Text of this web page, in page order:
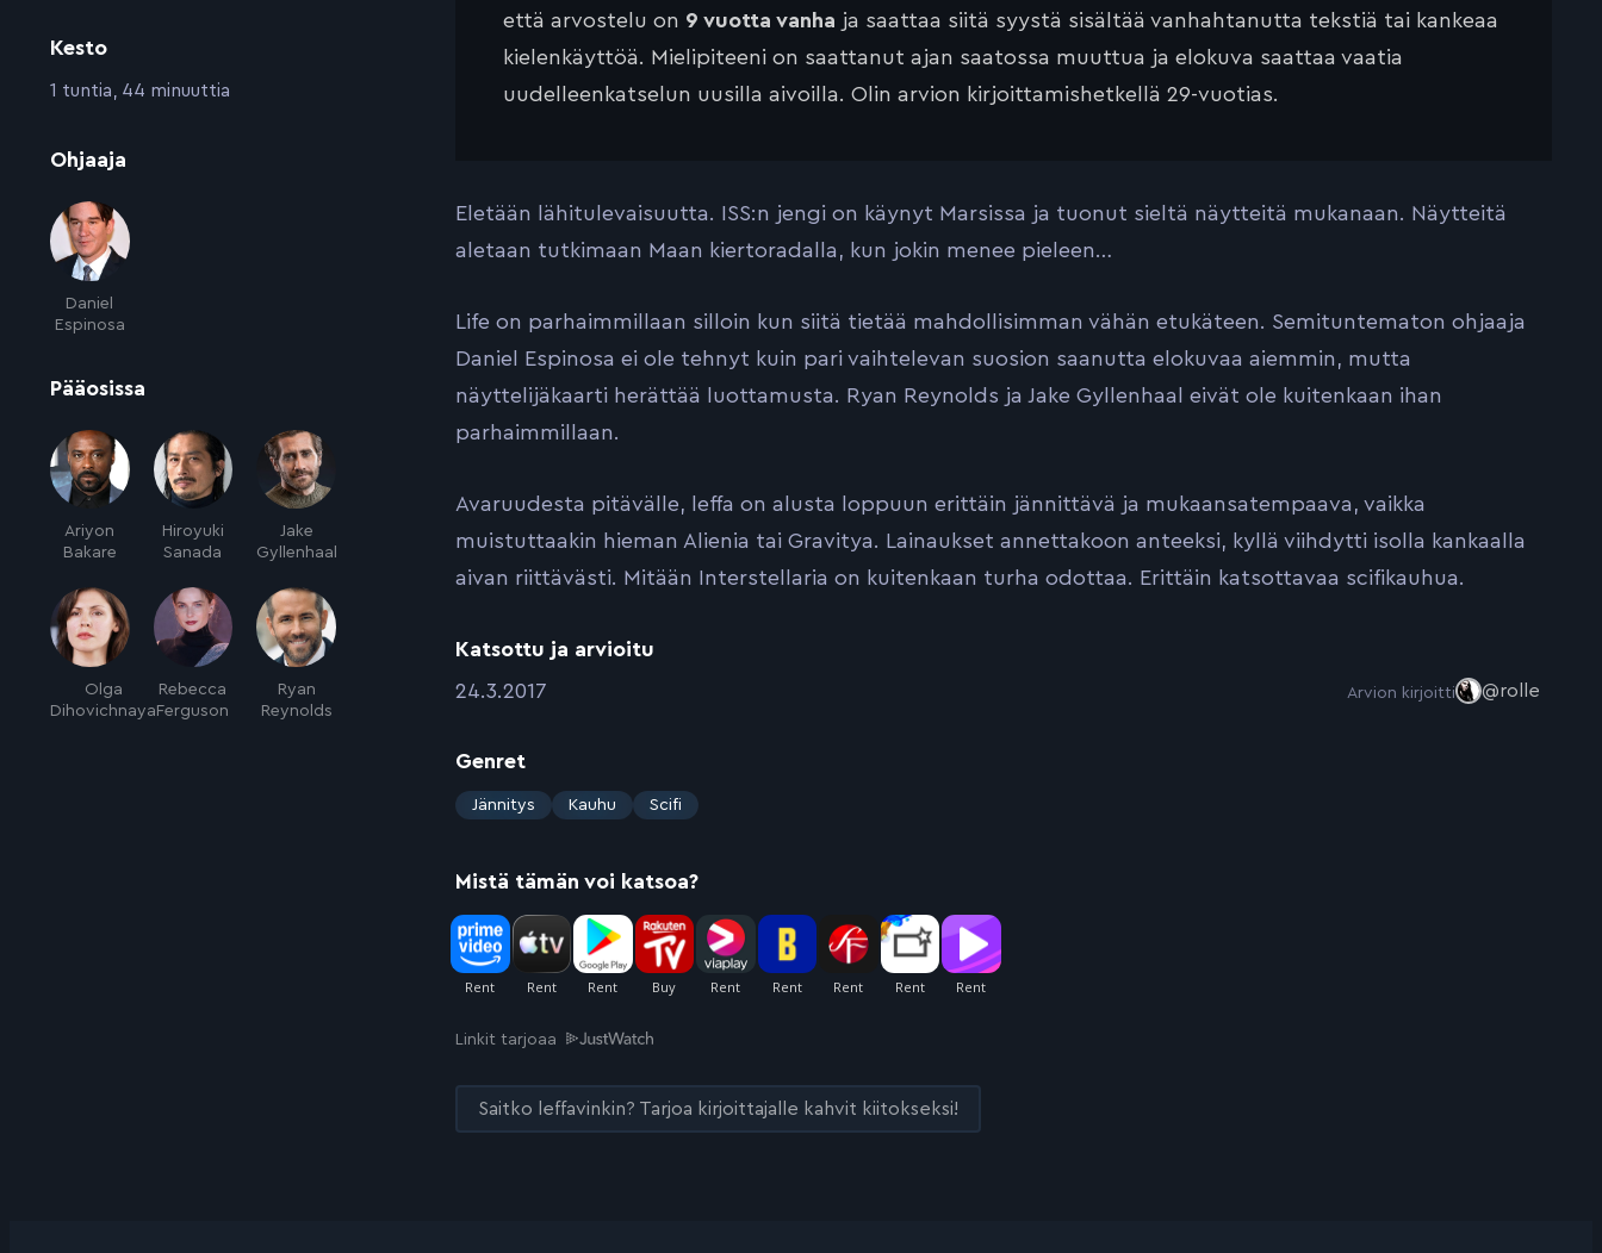
Kesto
:1 tuntia, 44 minuuttia
Ohjaaja
Daniel
Espinosa
Pääosissa
Ariyon
Bakare
Hiroyuki
Sanada
Jake
Gyllenhaal
Olga
Dihovichnaya
Rebecca
Ferguson
Ryan
Reynolds
että arvostelu on 9 vuotta vanha ja saattaa siitä syystä sisältää vanhahtanutta tekstiä tai kankeaa
kielenkäyttöä. Mielipiteeni on saattanut ajan saatossa muuttua ja elokuva saattaa vaatia
uudelleenkatselun uusilla aivoilla. Olin arvion kirjoittamishetkellä 29-vuotias.
Eletään lähitulevaisuutta. ISS:n jengi on käynyt Marsissa ja tuonut sieltä näytteitä mukanaan. Näytteitä
aletaan tutkimaan Maan kiertoradalla, kun jokin menee pieleen…
Life on parhaimmillaan silloin kun siitä tietää mahdollisimman vähän etukäteen. Semituntematon ohjaaja
Daniel Espinosa ei ole tehnyt kuin pari vaihtelevan suosion saanutta elokuvaa aiemmin, mutta
näyttelijäkaarti herättää luottamusta. Ryan Reynolds ja Jake Gyllenhaal eivät ole kuitenkaan ihan
parhaimmillaan.
Avaruudesta pitävälle, leffa on alusta loppuun erittäin jännittävä ja mukaansatempaava, vaikka
muistuttaakin hieman Alienia tai Gravitya. Lainaukset annettakoon anteeksi, kyllä viihdytti isolla kankaalla
aivan riittävästi. Mitään Interstellaria on kuitenkaan turha odottaa. Erittäin katsottavaa scifikauhua.
Katsottu ja arvioitu
:24.3.2017 Arvion kirjoitti @rolle
Genret
:
Jännitys Kauhu Scifi
Mistä tämän voi katsoa?
Linkit tarjoaa
Saitko leffavinkin? Tarjoa kirjoittajalle kahvit kiitokseksi!